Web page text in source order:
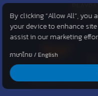
ไม่พลาด
©2007 KOG corporation
Innovations Public
By clicking “Allow All”,
your device to enhance
assist in our marketing
ภาษาไทย / English